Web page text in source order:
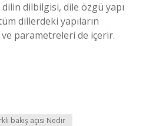
dilbilgisi, dile özgü yapı
dillerdeki yapıların
ve parametreleri de içerir.
bakış açısı Nedir